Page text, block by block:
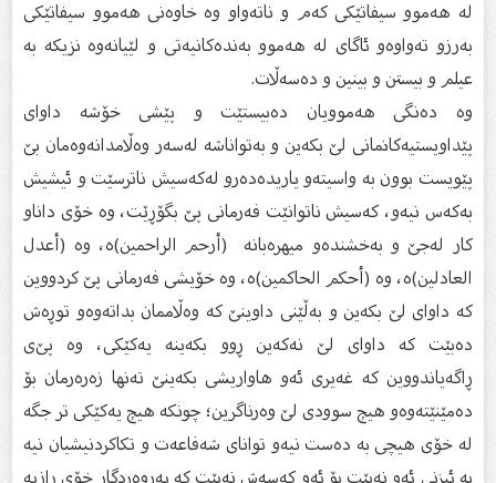
لە هەموو سیفاتێكی كەم و ناتەواو وە خاوەنی هەموو سیفاتێكی
بەرزو تەواوەو ئاگای لە هەموو بەندەكانیەتی و لێیانەوە نزیكە بە
عیلم و بیستن و بینین و دەسەڵات.
وە دەنگی هەموویان دەبیستێت و پێشی خۆشە داوای
پێداویستیەكانمانی لێ‌ بكەین و بەتواناشە لەسەر وەڵامدانەوەمان بێ‌
پێویست بوون بە واسیتەو یاریدەدەرو لەكەسیش ناترسێت و ئیشیش
بەكەس نیەو، كەسیش ناتوانێت فەرمانی پێ‌ بگۆڕێت، وە خۆی داناو
كار لەجێ‌ و بەخشندەو میهرەبانە (أرحم الراحمين)ە، وە (أعدل
العادلين)ە، وە (أحكم الحاكمين)ە، وە خۆیشی فەرمانی پێ‌ كردووین
كە داوای لێ‌ بكەین و بەڵێنی داوینێ‌ كە وەڵاممان بداتەوەو توڕەش
دەبێت كە داوای لێ‌ نەكەین ڕوو بكەینە یەكێكی، وە پێ‌ی
ڕاگەیاندووین كە غەیری ئەو هاواریشی بكەینێ‌ تەنها زەرەرمان بۆ
دەمێنێتەوەو هیچ سوودی لێ‌ وەرناگرین؛ چونكە هیچ یەكێكی تر جگە
لە خۆی هیچی بە دەست نیەو توانای شەفاعەت و تكاكردنیشیان نیە
بە ئیزنی ئەو نەبێت بۆ ئەو كەسەش نەبێت كە پەروەردگار خۆی ڕازیە